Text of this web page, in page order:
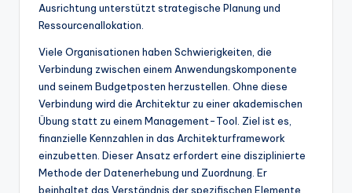
o
w
In
Ausrichtung unterstützt strategische Planung und
Ressourcenallokation.
Viele Organisationen haben Schwierigkeiten, die
Verbindung zwischen einem Anwendungskomponente
und seinem Budgetposten herzustellen. Ohne diese
Verbindung wird die Architektur zu einer akademischen
Übung statt zu einem Management-Tool. Ziel ist es,
finanzielle Kennzahlen in das Architekturframework
einzubetten. Dieser Ansatz erfordert eine disziplinierte
Methode der Datenerhebung und Zuordnung. Er
beinhaltet das Verständnis der spezifischen Elemente